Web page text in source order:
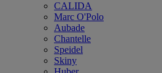
CALIDA
Marc O'Polo
Aubade
Chantelle
Speidel
Skiny